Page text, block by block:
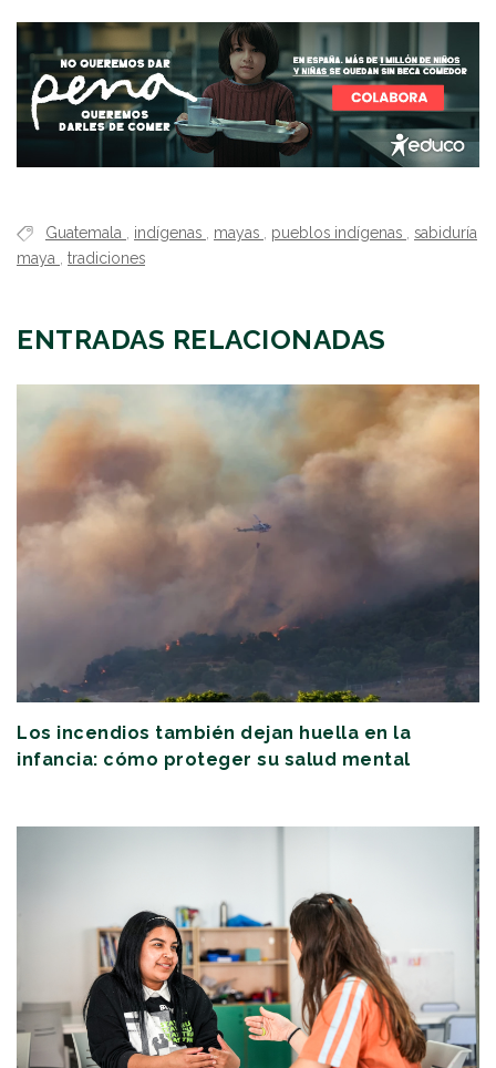
Guatemala indígenas mayas pueblos indígenas
sabiduría
maya
tradiciones
ENTRADAS RELACIONADAS
Los incendios también dejan huella en la
infancia: cómo proteger su salud mental